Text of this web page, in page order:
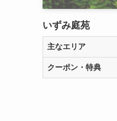
いずみ庭苑
主なエリア
クーポン・特典